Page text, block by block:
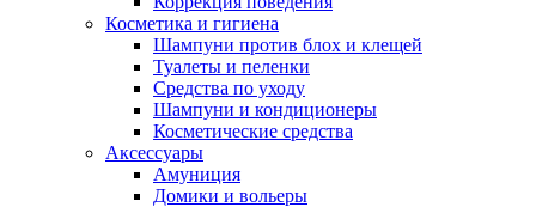
Косметика и гигиена
Шампуни против блох и клещей
Туалеты и пеленки
Средства по уходу
Шампуни и кондиционеры
Косметические средства
Аксессуары
Амуниция
Домики и вольеры